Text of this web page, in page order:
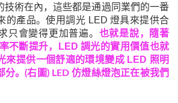
技術在內，這些都是通過同業們的一番
的產品。使用調光 LED 燈具來提供合
只會變得更加普遍。 也就是說，隨著
不斷提升，LED 調光的實用價值也就
來提供一個舒適的環境變成LED 照明
分。(右圖) LED仿燈絲燈泡正在被我們